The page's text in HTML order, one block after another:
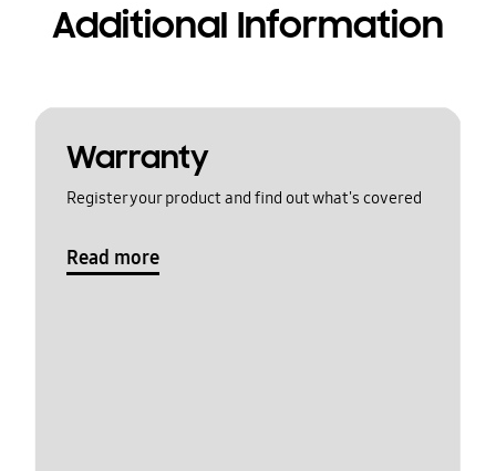
Additional Information
Warranty
Register your product and find out what's covered
Read more